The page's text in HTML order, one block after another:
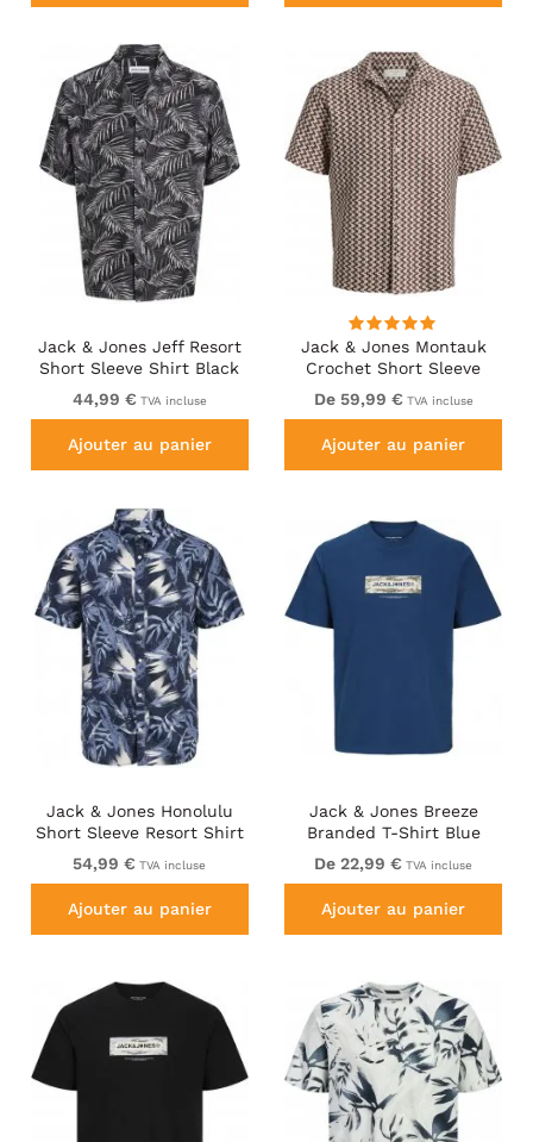
Jack & Jones Jeff Resort
Short Sleeve Shirt Black
44,99 € TVA incluse
Ajouter au panier
Jack & Jones Montauk
Crochet Short Sleeve
Shirt Dark Red
De 59,99 € TVA incluse
Ajouter au panier
Jack & Jones Honolulu
Short Sleeve Resort Shirt
54,99 € TVA incluse
Ajouter au panier
Jack & Jones Breeze
Branded T-Shirt Blue
De 22,99 € TVA incluse
Ajouter au panier